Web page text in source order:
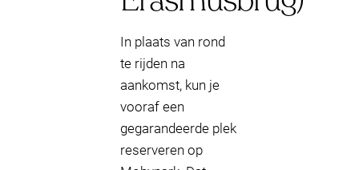
In plaats van rond
te rijden na
aankomst, kun je
vooraf een
gegarandeerde plek
reserveren op